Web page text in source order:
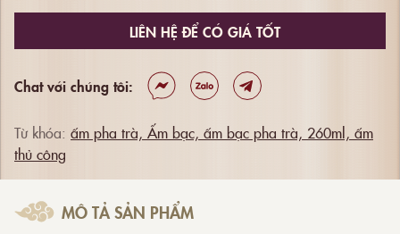
LIÊN HỆ ĐỂ CÓ GIÁ TỐT
Chat với chúng tôi:
Từ khóa: ấm pha trà, Ấm bạc, ấm bạc pha trà, 260ml, ấm
thủ công
MÔ TẢ SẢN PHẨM